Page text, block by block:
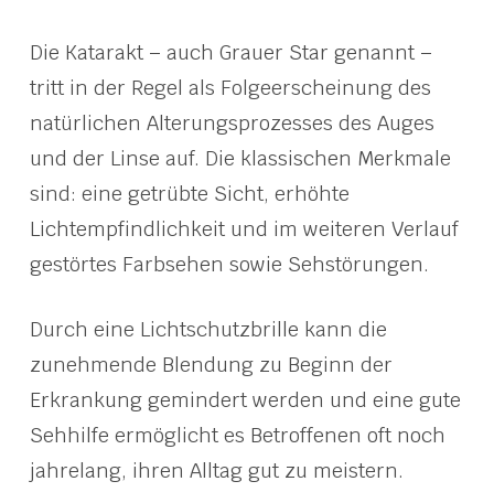
Die Katarakt – auch Grauer Star genannt –
tritt in der Regel als Folgeerscheinung des
natürlichen Alterungsprozesses des Auges
und der Linse auf. Die klassischen Merkmale
sind: eine getrübte Sicht, erhöhte
Lichtempfindlichkeit und im weiteren Verlauf
gestörtes Farbsehen sowie Sehstörungen.
Durch eine Lichtschutzbrille kann die
zunehmende Blendung zu Beginn der
Erkrankung gemindert werden und eine gute
Sehhilfe ermöglicht es Betroffenen oft noch
jahrelang, ihren Alltag gut zu meistern.